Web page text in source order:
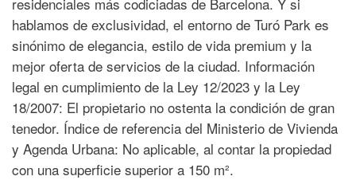
hablamos de exclusividad, el entorno de Turó Park es
sinónimo de elegancia, estilo de vida premium y la
mejor oferta de servicios de la ciudad. Información
legal en cumplimiento de la Ley 12/2023 y la Ley
18/2007: El propietario no ostenta la condición de gran
tenedor. Índice de referencia del Ministerio de Vivienda
y Agenda Urbana: No aplicable, al contar la propiedad
con una superficie superior a 150 m².